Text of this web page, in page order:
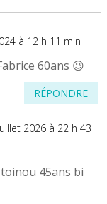
à 12 h 11 min
60ans 😉
RÉPONDRE
2026 à 22 h 43
45ans bi